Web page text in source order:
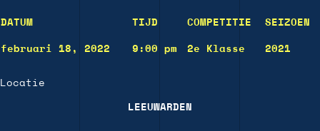
DATUM TIJD COMPETITIE SEIZOEN
februari 18, 2022 9:00 pm 2e Klasse 2021
Locatie
LEEUWARDEN